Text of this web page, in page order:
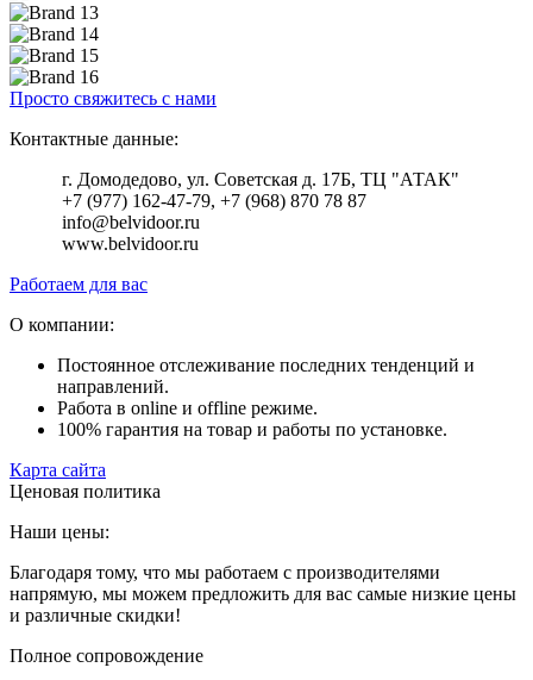
Просто свяжитесь с нами
Контактные данные:
г. Домодедово, ул. Советская д. 17Б, ТЦ "АТАК"
+7 (977) 162-47-79, +7 (968) 870 78 87
info@belvidoor.ru
www.belvidoor.ru
Работаем для вас
О компании:
Постоянное отслеживание последних тенденций и
направлений.
Работа в online и offline режиме.
100% гарантия на товар и работы по установке.
Карта сайта
Ценовая политика
Наши цены:
Благодаря тому, что мы работаем с производителями
напрямую, мы можем предложить для вас самые низкие цены
и различные скидки!
Полное сопровождение